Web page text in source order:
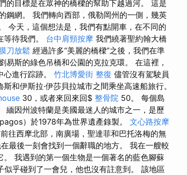
的目標是在眾神的橋樑的幫助下越過河。 這是
鋼網。 我們轉向西部，俄勒岡州的一側，幾英
今天，這個想法是，我們有點開車，在不同的
待我們。 台中肩頸按摩 我們繞著聖約翰大橋
刀放鬆 經過許多“美麗的橋樑”之後，我們在準
斯的綠色吊橋和公園的克拉克環。 在這裡，
進行踪跡。 竹北博愛街 整復 儘管沒有駕駛員
和伊斯拉·伊莎貝拉城市之間乘坐高速船旅行。
30，或者來回來回$ 整骨院 50。 每個島
緬因州波特蘭是美國最迷人的城市之一，是歷
）於1978年為世界遺產錄製。 文心路按摩
往西摩北部，南廣場，聖達菲和巴托洛梅的無
最後一刻會找到一個辭職的地方。 我在一艘較
我遇到的第一個生物是一個著名的藍色腳蘇
乎碰到了一會兒，他也沒有註意到。 該地區